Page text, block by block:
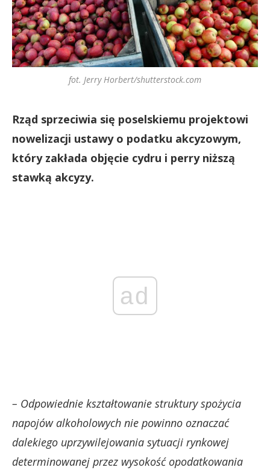
fot. Jerry Horbert/shutterstock.com
Rząd sprzeciwia się poselskiemu projektowi
nowelizacji ustawy o podatku akcyzowym,
który zakłada objęcie cydru i perry niższą
stawką akcyzy.
ad
– Odpowiednie kształtowanie struktury spożycia
napojów alkoholowych nie powinno oznaczać
dalekiego uprzywilejowania sytuacji rynkowej
determinowanej przez wysokość opodatkowania